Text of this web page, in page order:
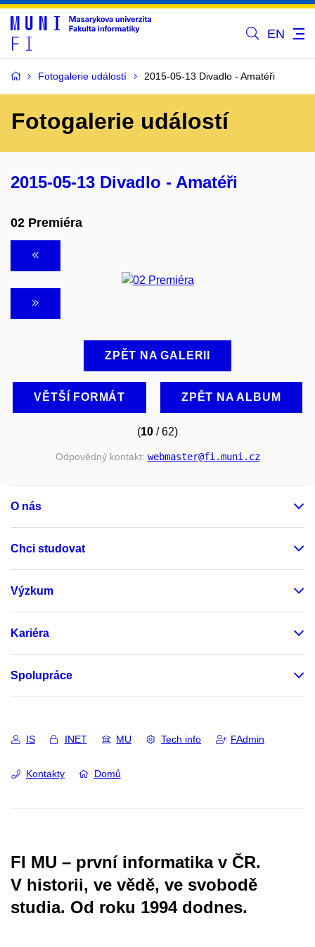
EN
Fotogalerie událostí 2015-05-13 Divadlo - Amatéři
Fotogalerie událostí
2015-05-13 Divadlo - Amatéři
02 Premiéra
ZPĚT NA GALERII
VĚTŠÍ FORMÁT ZPĚT NA ALBUM
(10 / 62)
Odpovědný kontakt: webmaster@fi.muni.cz
O nás
Chci studovat
Výzkum
Kariéra
Spolupráce
IS INET MU Tech info FAdmin
Kontakty Domů
FI MU – první informatika v ČR.
V historii, ve vědě, ve svobodě
studia. Od roku 1994 dodnes.